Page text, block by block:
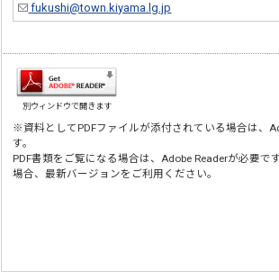
fukushi@town.kiyama.lg.jp
別ウィンドウで開きます
※資料としてPDFファイルが添付されている場合は、
す。
PDF書類をご覧になる場合は、Adobe Readerが必要で
場合、最新バージョンをご利用ください。